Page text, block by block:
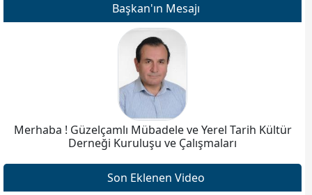
Başkan'ın Mesajı
Merhaba ! Güzelçamlı Mübadele ve Yerel Tarih Kültür
Derneği Kuruluşu ve Çalışmaları
Son Eklenen Video